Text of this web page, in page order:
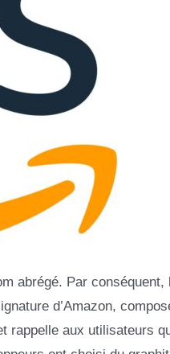
abrégé. Par conséquent,
d’Amazon,
rappelle aux utilisateurs